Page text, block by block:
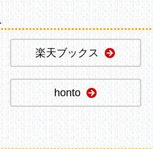
楽天ブックス
honto